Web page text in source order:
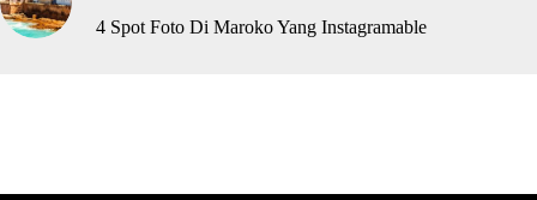
4 Spot Foto Di Maroko Yang Instagramable